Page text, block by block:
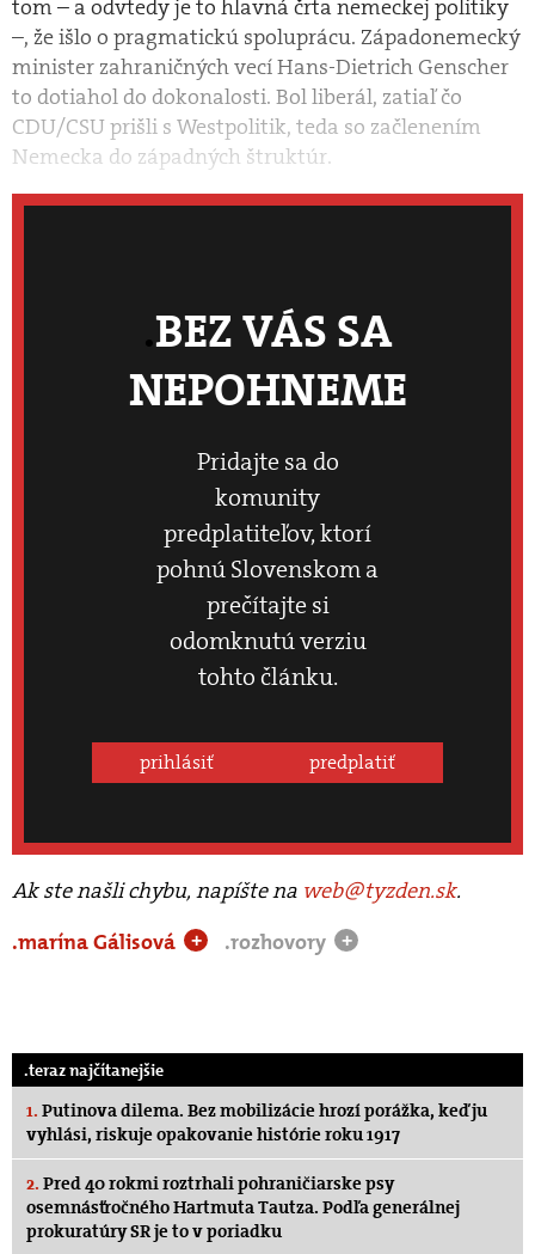
tom – a odvtedy je to hlavná črta nemeckej politiky
–, že išlo o pragmatickú spoluprácu. Západonemecký
minister zahraničných vecí Hans-Dietrich Genscher
to dotiahol do dokonalosti. Bol liberál, zatiaľ čo
CDU/CSU prišli s Westpolitik, teda so začlenením
Nemecka do západných štruktúr.
BEZ VÁS SA
NEPOHNEME
Pridajte sa do
komunity
predplatiteľov, ktorí
pohnú Slovenskom a
prečítajte si
odomknutú verziu
tohto článku.
prihlásiť predplatiť
Ak ste našli chybu, napíšte na web@tyzden.sk.
.marína Gálisová
+ .rozhovory +
.teraz najčítanejšie
1. Putinova dilema. Bez mobilizácie hrozí porážka, keď ju
vyhlási, riskuje opakovanie histórie roku 1917
2. Pred 40 rokmi roztrhali pohraničiarske psy
osemnásťročného Hartmuta Tautza. Podľa generálnej
prokuratúry SR je to v poriadku